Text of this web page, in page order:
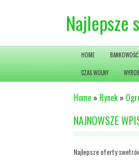
Najlepsze
HOME BANKOWOŚĆ
CZAS WOLNY
Home » Rynek »
NAJNOWSZE
Najlepsze oferty